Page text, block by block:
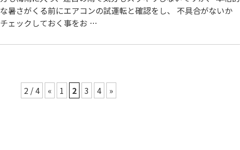
な暑さがくる前にエアコンの試運転と確認をし、 不具合がないか
チェックしておく事をお …
2 / 4 « 1 2 3 4 »